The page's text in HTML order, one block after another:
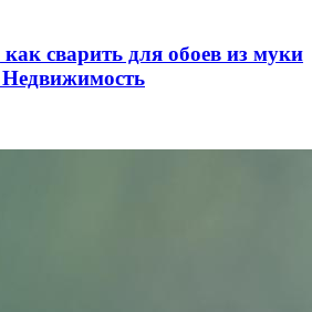
как сварить для обоев из муки